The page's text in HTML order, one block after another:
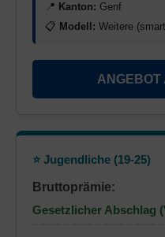
📍 Kanton: Genf
📋 Modell: Weitere
ANGEBOT
⭐ Jugendliche (19-25)
Bruttoprämie:
Gesetzlicher Abschlag